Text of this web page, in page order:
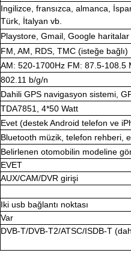
Ingilizce, fransızca, almanca,
Türk, İtalyan vb.
Playstore, Gmail, Google haritalar
FM, AM, RDS, TMC (isteğe bağlı)
AM: 520-1700Hz FM: 87.5-108.5
802.11 b/g/n
Dahili GPS navigasyon sistemi,
TDA7851, 4*50 Watt
Evet (destek Android telefon ve
Bluetooth müzik, telefon rehberi,
Belirlenen otomobilin modeline
EVET
AUX/CAM/DVR girişi
Iki usb bağlantı noktası
Var
DVB-T/DVB-T2/ATSC/ISDB-T